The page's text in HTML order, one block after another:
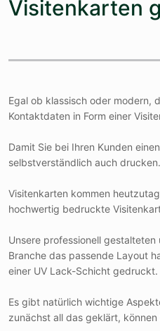
Visitenkarten
Egal ob klassisch oder modern,
Kontaktdaten in Form einer
Damit Sie bei Ihren Kunden
selbstverständlich auch drucken.
Visitenkarten kommen
hochwertig bedruckte
Unsere professionell
Branche das passende Layout
einer UV Lack-Schicht gedruckt.
Es gibt natürlich wichtige
zunächst all das geklärt,